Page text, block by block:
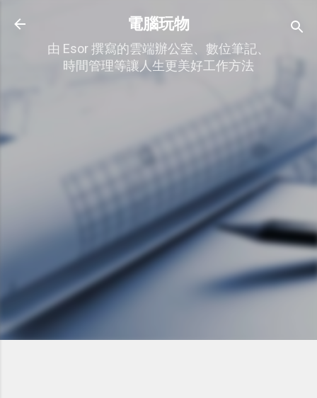
跳到主要內容
電腦玩物
由 Esor 撰寫的雲端辦公室、數位筆記、
時間管理等讓人生更美好工作方法